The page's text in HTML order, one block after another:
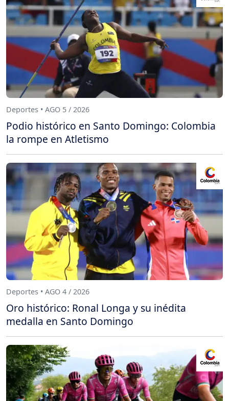
Deportes • AGO 5 / 2026
Podio histórico en Santo Domingo: Colombia
la rompe en Atletismo
Deportes • AGO 4 / 2026
Oro histórico: Ronal Longa y su inédita
medalla en Santo Domingo